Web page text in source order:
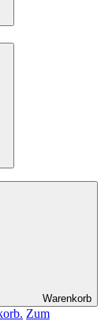
Warenkorb
Zum